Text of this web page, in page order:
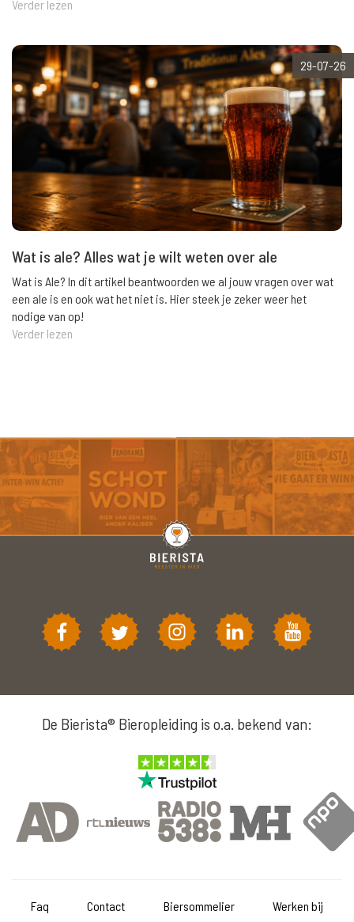
Verder lezen
29-07-26
Wat is ale? Alles wat je wilt weten over ale
Wat is Ale? In dit artikel beantwoorden we al jouw vragen over wat
een ale is en ook wat het niet is. Hier steek je zeker weer het
nodige van op!
Verder lezen
De Bierista® Bieropleiding is o.a. bekend van:
Faq Contact Biersommelier Werken bij